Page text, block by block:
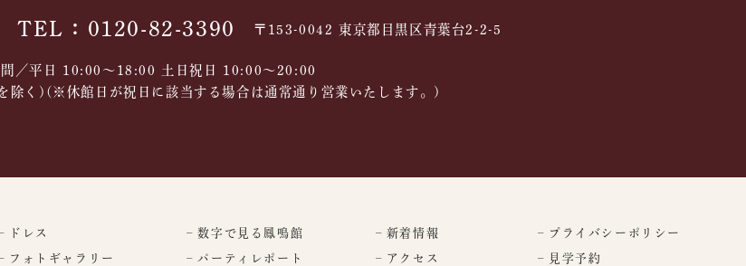
TEL：0120-82-3390 〒153-0042 東京都目黒区青葉台2-2-5
間／平日 10:00～18:00 土日祝日 10:00〜20:00
除く)(※休館日が祝日に該当する場合は通常通り営業いたします。)
ドレス
フォトギャラリー
– 数字で見る鳳鳴館
– パーティレポート
– 新着情報
– アクセス
– プライバシーポリシー
– 見学予約